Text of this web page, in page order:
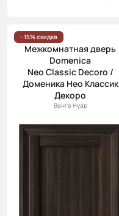
- 15% скидка
Межкомнатная дверь
Domenica
Neo Classic Decoro /
Доменика Нео Классик
Декоро
Венге Нуар